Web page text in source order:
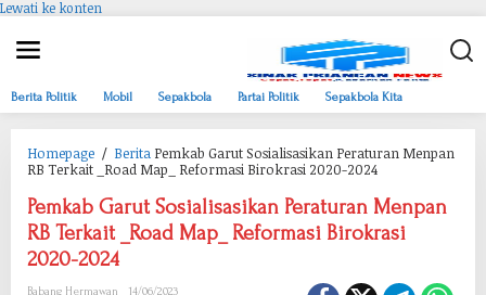
Lewati ke konten
Berita Politik Mobil Sepakbola Partai Politik Sepakbola Kita
Homepage / Berita Pemkab Garut Sosialisasikan Peraturan Menpan
RB Terkait _Road Map_ Reformasi Birokrasi 2020-2024
Pemkab Garut Sosialisasikan Peraturan Menpan
RB Terkait _Road Map_ Reformasi Birokrasi
2020-2024
Babang Hermawan
14/06/2023